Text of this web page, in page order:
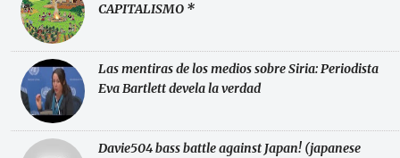
CAPITALISMO *
Las mentiras de los medios sobre Siria: Periodista
Eva Bartlett devela la verdad
Davie504 bass battle against Japan! (japanese